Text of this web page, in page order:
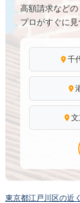
高額請求など
プロがすぐに見
千
東京都江戸川区の近